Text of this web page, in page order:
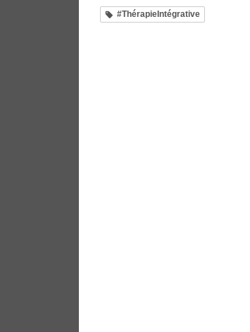
#ThérapieIntégrative